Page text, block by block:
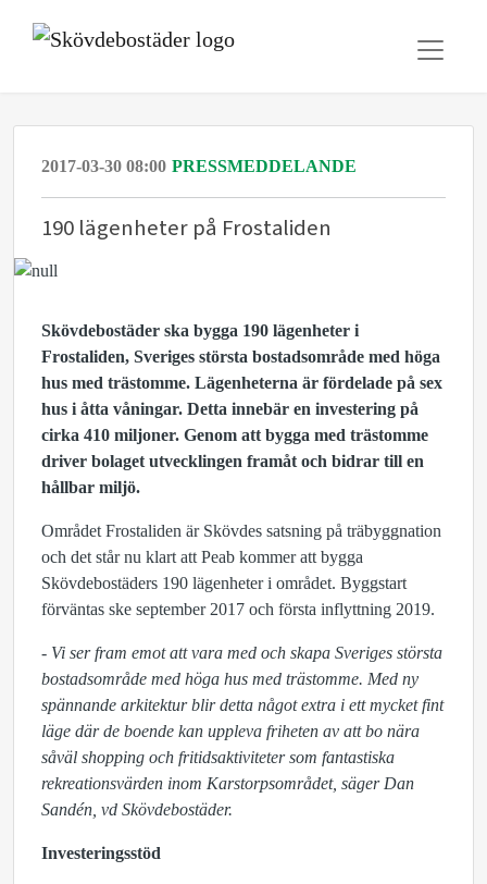
2017-03-30 08:00 PRESSMEDDELANDE
190 lägenheter på Frostaliden
Skövdebostäder ska bygga 190 lägenheter i
Frostaliden, Sveriges största bostadsområde med höga
hus med trästomme. Lägenheterna är fördelade på sex
hus i åtta våningar. Detta innebär en investering på
cirka 410 miljoner. Genom att bygga med trästomme
driver bolaget utvecklingen framåt och bidrar till en
hållbar miljö.
Området Frostaliden är Skövdes satsning på träbyggnation
och det står nu klart att Peab kommer att bygga
Skövdebostäders 190 lägenheter i området. Byggstart
förväntas ske september 2017 och första inflyttning 2019.
- Vi ser fram emot att vara med och skapa Sveriges största
bostadsområde med höga hus med trästomme. Med ny
spännande arkitektur blir detta något extra i ett mycket fint
läge där de boende kan uppleva friheten av att bo nära
såväl shopping och fritidsaktiviteter som fantastiska
rekreationsvärden inom Karstorpsområdet, säger Dan
Sandén, vd Skövdebostäder.
Investeringsstöd